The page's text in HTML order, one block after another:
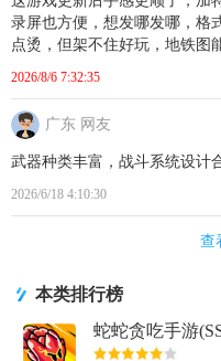
2026/8/6 7:32:35
录屏也方便，想发哪发哪，格
点烫，但架不住好玩，地铁图
广东 网友
2026/6/18 4:10:30
武器种类丰富，战斗系统设计
查
本类排行榜
蛇蛇贪吃手游
方正版